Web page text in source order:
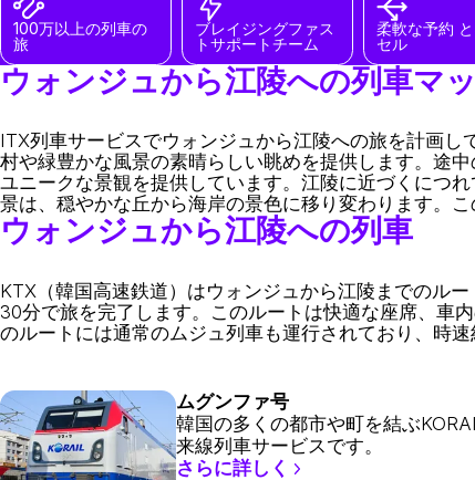
100万以上の列車の
旅
ブレイジングファス
トサポートチーム
柔軟な予約
セル
ウォンジュから江陵への列車マ
ITX列車サービスでウォンジュから江陵への旅を計画
村や緑豊かな風景の素晴らしい眺めを提供します。途
ユニークな景観を提供しています。江陵に近づくにつ
景は、穏やかな丘から海岸の景色に移り変わります。
ウォンジュから江陵への列車
KTX（韓国高速鉄道）はウォンジュから江陵までのル
30分で旅を完了します。このルートは快適な座席、車
のルートには通常のムジュ列車も運行されており、時
ムグンファ号
韓国の多くの都市や町を結ぶ
来線列車サービスです。
さらに詳しく